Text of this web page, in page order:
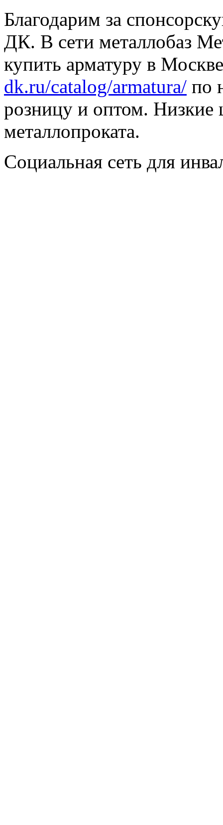
Благодарим за
ДК. В сети металлобаз
купить арматуру в
dk.ru/catalog/armatura/ по
розницу и оптом. Низкие
металлопроката.
Социальная сеть для